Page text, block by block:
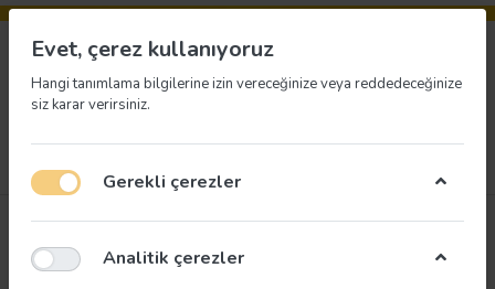
Evet, çerez kullanıyoruz
Hangi tanımlama bilgilerine izin vereceğinize veya reddedeceğinize
siz karar verirsiniz.
Gerekli çerezler
Analitik çerezler